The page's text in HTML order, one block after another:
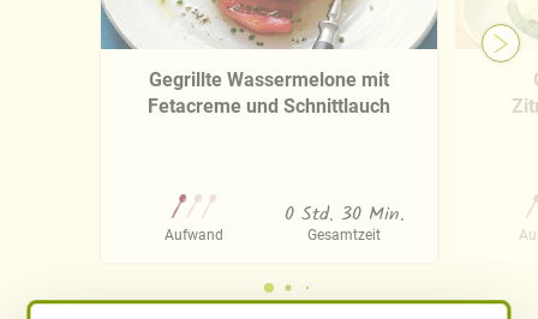
Gegrillte Wassermelone mit
Fetacreme und Schnittlauch
Aufwand
0 Std. 30 Min.
Gesamtzeit